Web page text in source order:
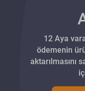
12 Aya
ödemenin
aktarılmasını